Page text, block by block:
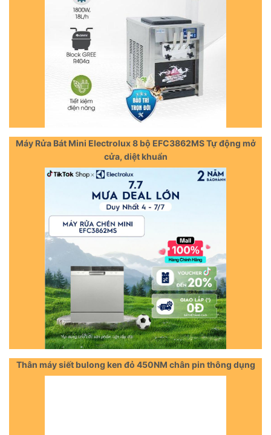
Máy Rửa Bát Mini Electrolux 8 bộ EFC3862MS Tự động mở
cửa, diệt khuẩn
Thân máy siết bulong ken đỏ 450NM chân pin thông dụng